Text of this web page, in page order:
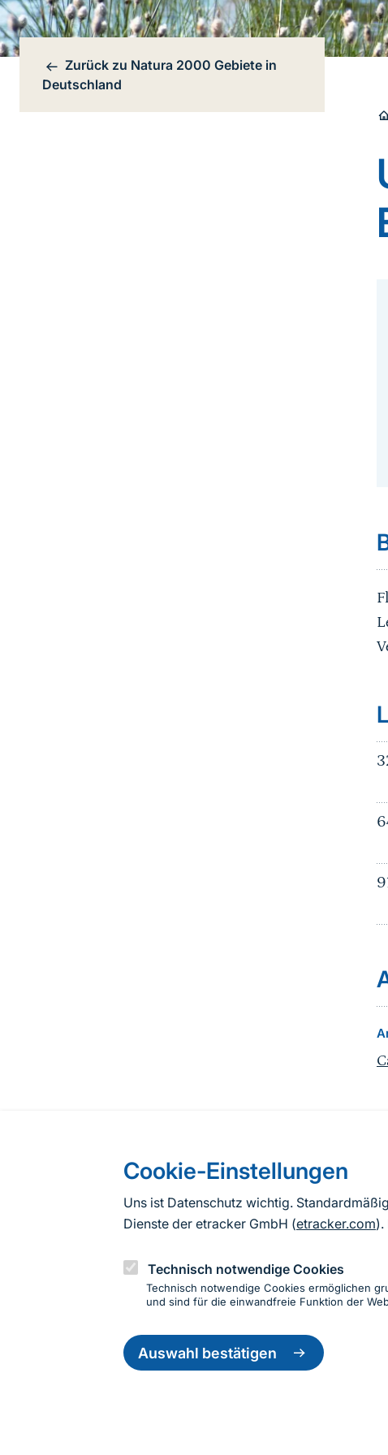
Cookie-Einstellungen
Uns ist Datenschutz wichtig.
Dienste der etracker GmbH (etracker.com).
Technisch notwendige Cookies
Technisch notwendige Cookies ermöglichen
und sind für die einwandfreie Funktion der
Auswahl bestätigen
Einwilligung
zurückziehen
Bereichsnavigation
Zurück zu Natura 2000 Gebiete in
Deutschland
Informationen zur Seite